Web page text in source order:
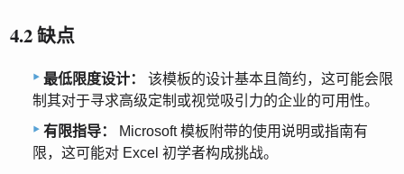
4.2 缺点
最低限度设计：
该模板的设计基本且简约，这可能会限
制其对于寻求高级定制或视觉吸引力的企业的可用性。
有限指导：
Microsoft 模板附带的使用说明或指南有
限，这可能对 Excel 初学者构成挑战。